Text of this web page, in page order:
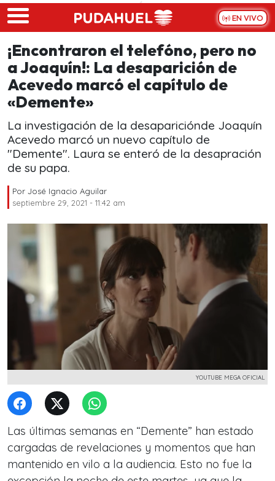
Skip to main content
EN VIVO
¡Encontraron el telefóno, pero no
a Joaquín!: La desaparición de
Acevedo marcó el capítulo de
«Demente»
La investigación de la desapariciónde Joaquín
Acevedo marcó un nuevo capítulo de
"Demente". Laura se enteró de la desapración
de su papa.
Por José Ignacio Aguilar
septiembre 29, 2021 - 11:42 am
YOUTUBE MEGA OFICIAL
Las últimas semanas en “Demente” han estado
cargadas de revelaciones y momentos que han
mantenido en vilo a la audiencia. Esto no fue la